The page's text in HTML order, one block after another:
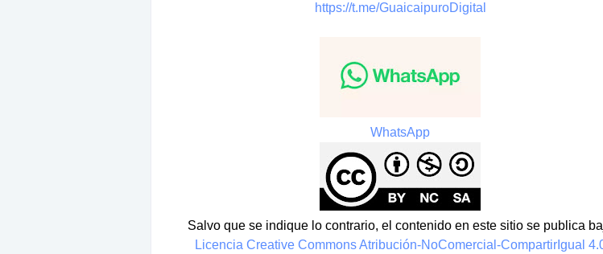
https://t.me/GuaicaipuroDigital
WhatsApp
Salvo que se indique lo contrario, el contenido en este sitio se publica
Licencia Creative Commons Atribución-NoComercial-CompartirIgual